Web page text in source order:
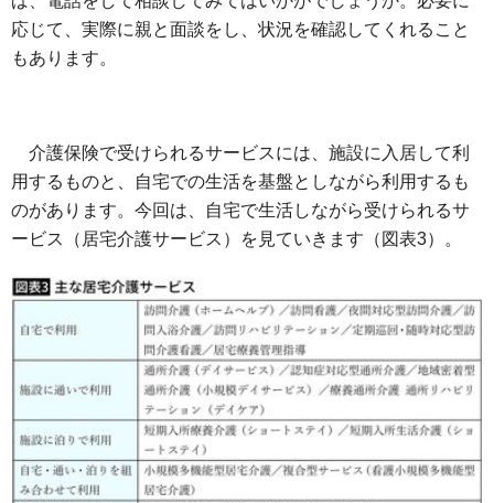
応じて、実際に親と面談をし、状況を確認してくれること
もあります。
介護保険で受けられるサービスには、施設に入居して利
用するものと、自宅での生活を基盤としながら利用するも
のがあります。今回は、自宅で生活しながら受けられるサ
ービス（居宅介護サービス）を見ていきます（図表3）。